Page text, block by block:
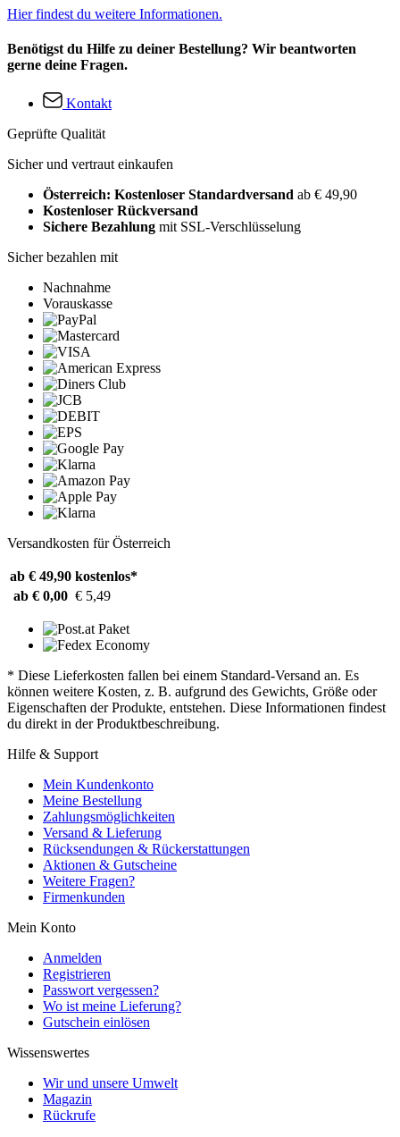
Hier findest du weitere Informationen.
Benötigst du Hilfe zu deiner Bestellung? Wir beantworten
gerne deine Fragen.
Kontakt
Geprüfte Qualität
Sicher und vertraut einkaufen
Österreich: Kostenloser Standardversand ab € 49,90
Kostenloser Rückversand
Sichere Bezahlung mit SSL-Verschlüsselung
Sicher bezahlen mit
Nachnahme
Vorauskasse
Versandkosten für Österreich
ab € 49,90 kostenlos*
ab € 0,00 € 5,49
* Diese Lieferkosten fallen bei einem Standard-Versand an. Es
können weitere Kosten, z. B. aufgrund des Gewichts, Größe oder
Eigenschaften der Produkte, entstehen. Diese Informationen findest
du direkt in der Produktbeschreibung.
Hilfe & Support
Mein Kundenkonto
Meine Bestellung
Zahlungsmöglichkeiten
Versand & Lieferung
Rücksendungen & Rückerstattungen
Aktionen & Gutscheine
Weitere Fragen?
Firmenkunden
Mein Konto
Anmelden
Registrieren
Passwort vergessen?
Wo ist meine Lieferung?
Gutschein einlösen
Wissenswertes
Wir und unsere Umwelt
Magazin
Rückrufe